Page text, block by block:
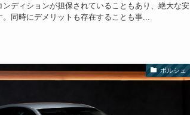
ンディションが担保されていることもあり、絶大な安
。同時にデメリットも存在することも事...
ポルシェ